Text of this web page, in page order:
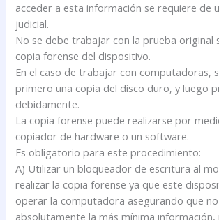
acceder a esta información se requiere de
judicial.
No se debe trabajar con la prueba original
copia forense del dispositivo.
En el caso de trabajar con computadoras,
primero una copia del disco duro, y luego
debidamente.
La copia forense puede realizarse por
copiador de hardware o un software.
Es obligatorio para este procedimiento:
A) Utilizar un bloqueador de escritura al
realizar la copia forense ya que este
operar la computadora asegurando que
absolutamente la más mínima